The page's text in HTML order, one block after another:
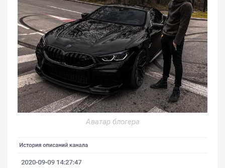
Аватар блогера